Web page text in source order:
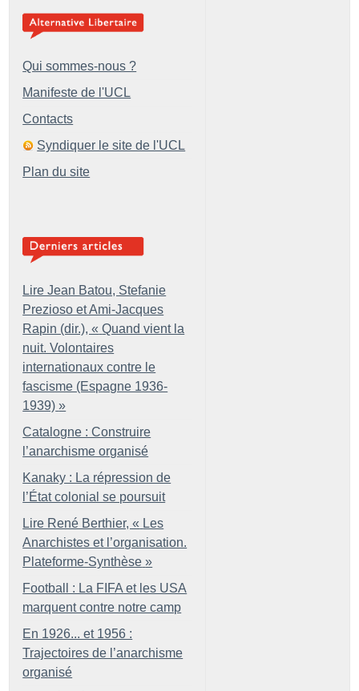
Qui sommes-nous ?
Manifeste de l'UCL
Contacts
Syndiquer le site de l'UCL
Plan du site
Lire Jean Batou, Stefanie
Prezioso et Ami-Jacques
Rapin (dir.), « Quand vient la
nuit. Volontaires
internationaux contre le
fascisme (Espagne 1936-
1939) »
Catalogne : Construire
l’anarchisme organisé
Kanaky : La répression de
l’État colonial se poursuit
Lire René Berthier, « Les
Anarchistes et l’organisation.
Plateforme-Synthèse »
Football : La FIFA et les USA
marquent contre notre camp
En 1926... et 1956 :
Trajectoires de l’anarchisme
organisé